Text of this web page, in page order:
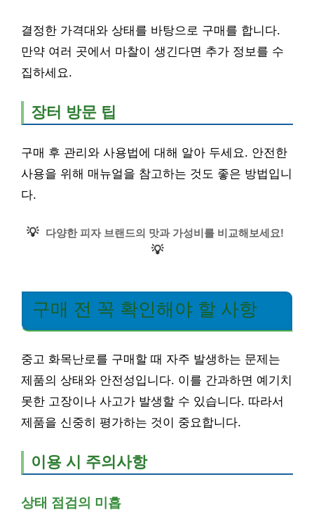
결정한 가격대와 상태를 바탕으로 구매를 합니다.
만약 여러 곳에서 마찰이 생긴다면 추가 정보를 수
집하세요.
장터 방문 팁
구매 후 관리와 사용법에 대해 알아 두세요. 안전한
사용을 위해 매뉴얼을 참고하는 것도 좋은 방법입니
다.
💡 다양한 피자 브랜드의 맛과 가성비를 비교해보세요!
💡
구매 전 꼭 확인해야 할 사항
중고 화목난로를 구매할 때 자주 발생하는 문제는
제품의 상태와 안전성입니다. 이를 간과하면 예기치
못한 고장이나 사고가 발생할 수 있습니다. 따라서
제품을 신중히 평가하는 것이 중요합니다.
이용 시 주의사항
상태 점검의 미흡